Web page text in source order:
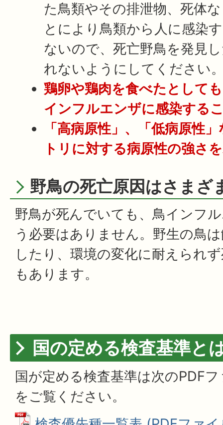
た鳥類やその排泄物、死体
とにより鳥類から人に感染
ないので、死亡野鳥を発見
れないようにしてください
鶏卵や鶏肉を食べたとして
インフルエンザに感染する
「高病原性」、「低病原性
トリに対する病原性の強さ
野鳥の死亡原因はさまざ
野鳥が死んでいても、鳥インフ
う必要はありません。野生の鳥
したり、環境の変化に耐えられ
もあります。
国の定める検査基準と
国が定める検査基準は次のPDF
をご覧ください。